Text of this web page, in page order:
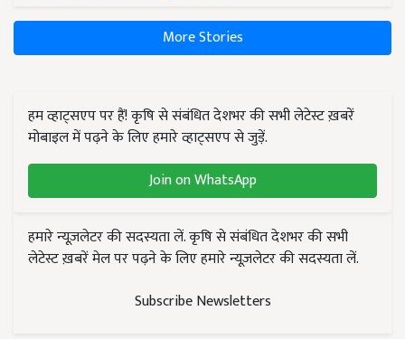
More Stories
हम व्हाट्सएप पर हैं! कृषि से संबंधित देशभर की सभी लेटेस्ट ख़बरें
मोबाइल में पढ़ने के लिए हमारे व्हाट्सएप से जुड़ें.
Join on WhatsApp
हमारे न्यूज़लेटर की सदस्यता लें. कृषि से संबंधित देशभर की सभी
लेटेस्ट ख़बरें मेल पर पढ़ने के लिए हमारे न्यूज़लेटर की सदस्यता लें.
Subscribe Newsletters